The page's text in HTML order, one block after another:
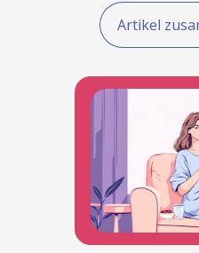
Artikel